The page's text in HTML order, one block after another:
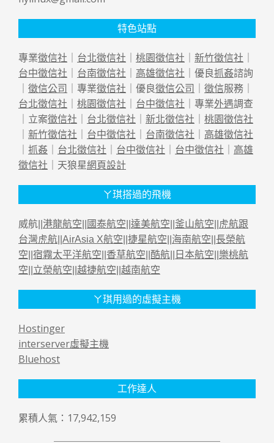
特色站點
專業徵信社 ｜ 台北徵信社 ｜ 桃園徵信社 ｜ 新竹徵信社 ｜
台中徵信社 ｜ 台南徵信社 ｜ 高雄徵信社 ｜優良抓姦諮詢
｜ 徵信公司 ｜專業徵信社 ｜優良徵信公司 ｜ 徵信服務｜
台北徵信社 ｜ 桃園徵信社 ｜ 台中徵信社 ｜專業外遇調查
｜立案徵信社 ｜ 台北徵信社 ｜ 新北徵信社 ｜ 桃園徵信社
｜ 新竹徵信社 ｜ 台中徵信社 ｜ 台南徵信社 ｜ 高雄徵信社
｜ 抓姦 ｜ 台北徵信社 ｜ 台中徵信社 ｜ 台中徵信社 ｜ 高雄
徵信社 ｜天狼星網頁設計
ㄚ琪搭過的飛機
威航|| 港龍航空 國泰航空 達美航空 釜山航空
虎航跟
台灣虎航 AirAsia X航空 捷星航空 海南航空 長榮航
空 宿霧太平洋航空 香草航空 酷航 日本航空 樂桃航
空 立榮航空 越捷航空 越南航空
ㄚ琪用過的虛擬主機
Hostinger
interserver虛擬主機
Bluehost
工作達人
累積人氣：17,942,159